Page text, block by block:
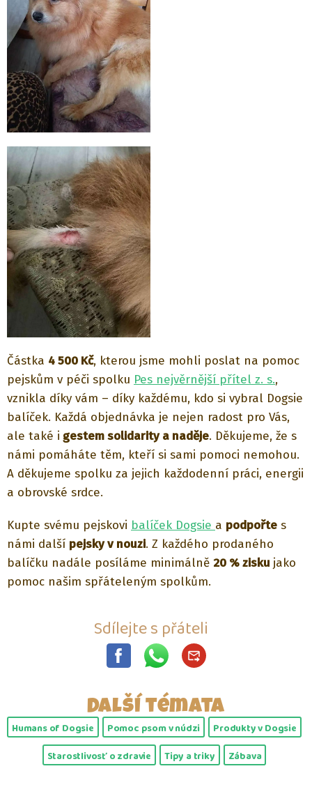
Částka 4 500 Kč, kterou jsme mohli poslat na pomoc
pejskům v péči spolku Pes nejvěrnější přítel z. s.,
vznikla díky vám – díky každému, kdo si vybral Dogsie
balíček. Každá objednávka je nejen radost pro Vás,
ale také i gestem solidarity a naděje. Děkujeme, že s
námi pomáháte těm, kteří si sami pomoci nemohou.
A děkujeme spolku za jejich každodenní práci, energii
a obrovské srdce.
Kupte svému pejskovi balíček Dogsie a podpořte s
námi další pejsky v nouzi. Z každého prodaného
balíčku nadále posíláme minimálně 20 % zisku jako
pomoc našim spřáteleným spolkům.
Sdílejte s přáteli
Další témata
Humans of Dogsie Pomoc psom v núdzi
Produkty v Dogsie
Starostlivosť o zdravie
Tipy a triky Zábava